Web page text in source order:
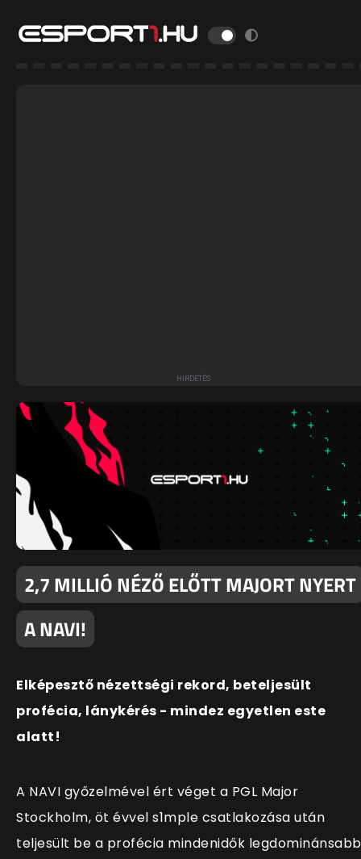
2,7 MILLIÓ NÉZŐ ELŐTT MAJORT NYERT
A NAVI!
Elképesztő nézettségi rekord, beteljesült
profécia, lánykérés - mindez egyetlen este
alatt!
A NAVI győzelmével ért véget a PGL Major
Stockholm, öt évvel s1mple csatlakozása után
teljesült be a profécia mindenidők legdominánsabb